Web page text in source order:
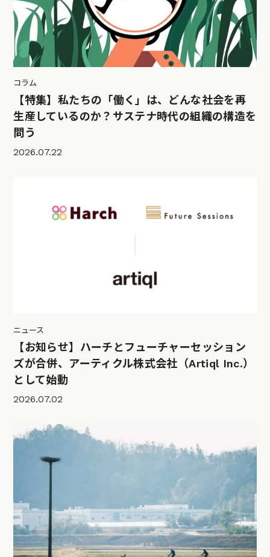
コラム
【特集】私たちの「働く」は、どんな社会を再
生産しているのか？サステナ時代の組織の構造を
問う
2026.07.22
ニュース
【お知らせ】ハーチとフューチャーセッション
ズが合併、アーティクル株式会社（Artiql Inc.）
として始動
2026.07.02